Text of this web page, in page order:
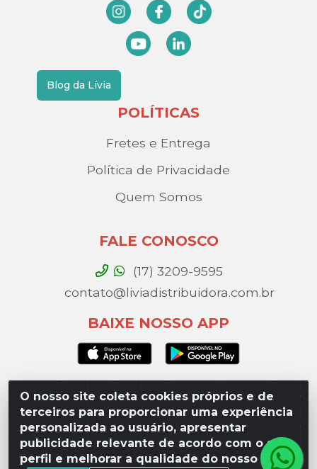
O nosso site coleta cookies próprios e de
terceiros para proporcionar uma experiência
personalizada ao usuário, apresentar
publicidade relevante de acordo com o seu
perfil e melhorar a qualidade do nosso site.
Blog da Lívia
POLÍTICAS
Fretes e Entrega
Política de Privacidade
Quem Somos
FALE CONOSCO
(17) 3209-9595
contato@liviadistribuidora.com.br
BAIXE NOSSO APP
Lívia Distribuidora - Av. Percy Gandini, 329 – Vila
Toninho, São José do Rio Preto / SP - CEP 15077-
000 - CNPJ 49.975.923/0003-10